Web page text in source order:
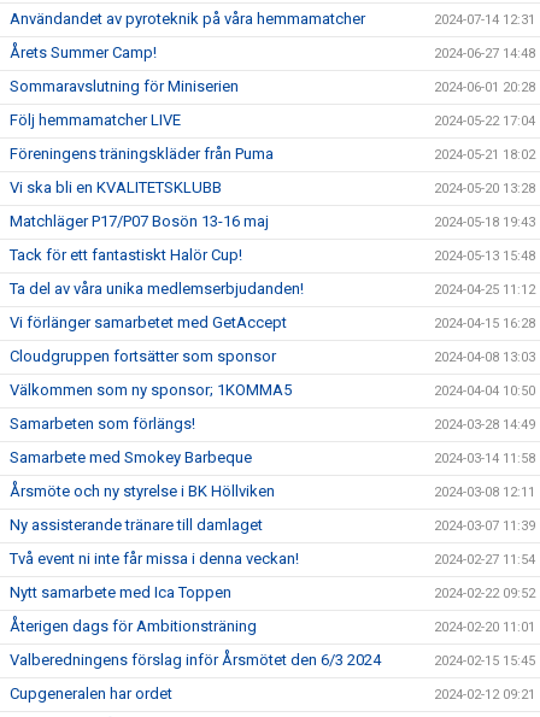
Användandet av pyroteknik på våra hemmamatcher 2024-07-14 12:31
Årets Summer Camp! 2024-06-27 14:48
Sommaravslutning för Miniserien 2024-06-01 20:28
Följ hemmamatcher LIVE 2024-05-22 17:04
Föreningens träningskläder från Puma 2024-05-21 18:02
Vi ska bli en KVALITETSKLUBB 2024-05-20 13:28
Matchläger P17/P07 Bosön 13-16 maj 2024-05-18 19:43
Tack för ett fantastiskt Halör Cup! 2024-05-13 15:48
Ta del av våra unika medlemserbjudanden! 2024-04-25 11:12
Vi förlänger samarbetet med GetAccept 2024-04-15 16:28
Cloudgruppen fortsätter som sponsor 2024-04-08 13:03
Välkommen som ny sponsor; 1KOMMA5 2024-04-04 10:50
Samarbeten som förlängs! 2024-03-28 14:49
Samarbete med Smokey Barbeque 2024-03-14 11:58
Årsmöte och ny styrelse i BK Höllviken 2024-03-08 12:11
Ny assisterande tränare till damlaget 2024-03-07 11:39
Två event ni inte får missa i denna veckan! 2024-02-27 11:54
Nytt samarbete med Ica Toppen 2024-02-22 09:52
Återigen dags för Ambitionsträning 2024-02-20 11:01
Valberedningens förslag inför Årsmötet den 6/3 2024 2024-02-15 15:45
Cupgeneralen har ordet 2024-02-12 09:21